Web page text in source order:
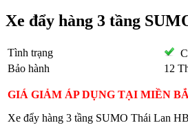
Xe đẩy hàng 3 tầng
Tình trạng
Bảo hành
12
GIÁ GIẢM ÁP DỤNG TẠI MIỀN
Xe đẩy hàng 3 tầng SUMO Thái Lan